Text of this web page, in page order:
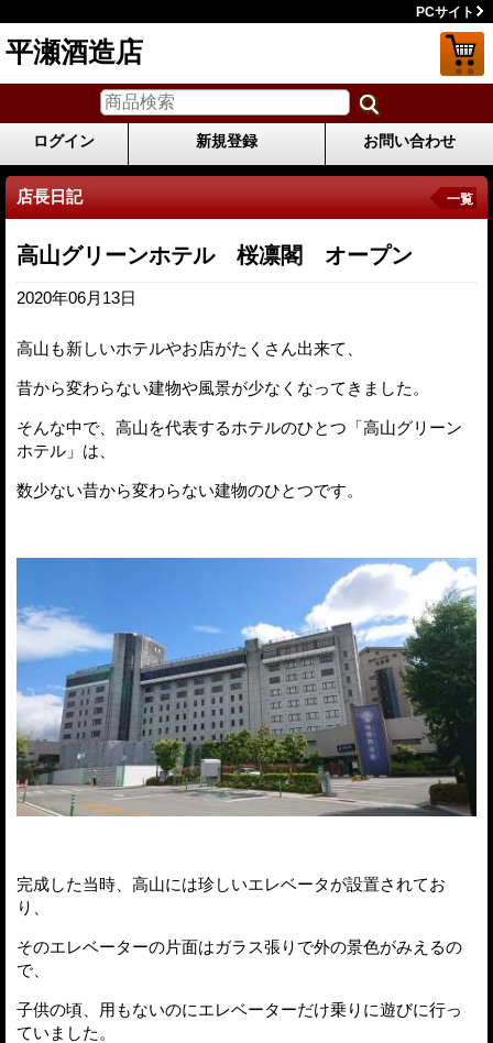
PCサイト
平瀬酒造店
ログイン 新規登録 お問い合わせ
店長日記 一覧
高山グリーンホテル 桜凛閣 オープン
2020年06月13日
高山も新しいホテルやお店がたくさん出来て、
昔から変わらない建物や風景が少なくなってきました。
そんな中で、高山を代表するホテルのひとつ「高山グリーン
ホテル」は、
数少ない昔から変わらない建物のひとつです。
完成した当時、高山には珍しいエレベータが設置されてお
り、
そのエレベーターの片面はガラス張りで外の景色がみえるの
で、
子供の頃、用もないのにエレベーターだけ乗りに遊びに行っ
ていました。